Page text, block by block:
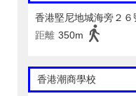
香港堅尼地城海旁２
距離 350m
香港潮商學校